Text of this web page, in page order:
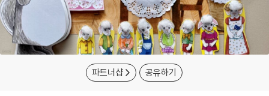
파트너샵 공유하기